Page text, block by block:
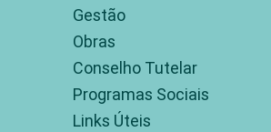
Gestão
Obras
Conselho Tutelar
Programas Sociais
Links Úteis